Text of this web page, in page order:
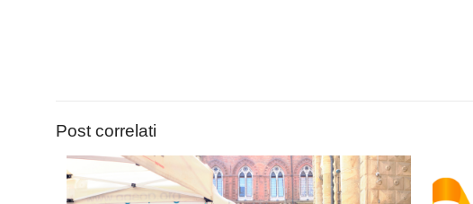
Post correlati